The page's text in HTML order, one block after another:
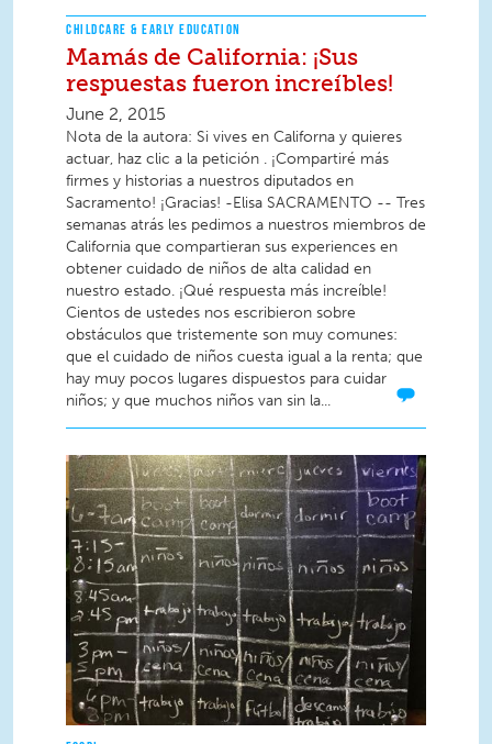
CHILDCARE & EARLY EDUCATION
Mamás de California: ¡Sus
respuestas fueron increíbles!
June 2, 2015
Nota de la autora: Si vives en Californa y quieres
actuar, haz clic a la petición . ¡Compartiré más
firmes y historias a nuestros diputados en
Sacramento! ¡Gracias! -Elisa SACRAMENTO -- Tres
semanas atrás les pedimos a nuestros miembros de
California que compartieran sus experiences en
obtener cuidado de niños de alta calidad en
nuestro estado. ¡Qué respuesta más increíble!
Cientos de ustedes nos escribieron sobre
obstáculos que tristemente son muy comunes:
que el cuidado de niños cuesta igual a la renta; que
hay muy pocos lugares dispuestos para cuidar
niños; y que muchos niños van sin la...